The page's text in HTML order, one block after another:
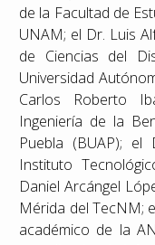
de la Facultad de
UNAM; el Dr. Luis
de Ciencias del
Universidad
Carlos Roberto
Ingeniería de la
Puebla (BUAP);
Instituto
Daniel Arcángel
Mérida del TecNM;
académico de la